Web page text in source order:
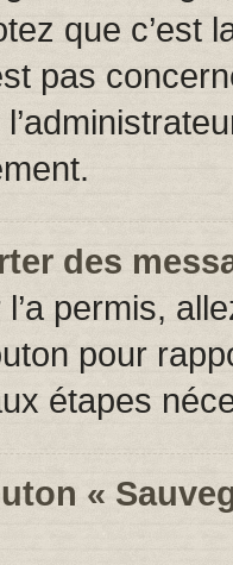
que c’est
pas
des
l’a permis,
pour
étapes
«